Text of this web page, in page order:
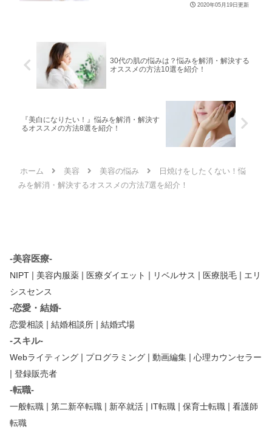
2020年05月19日更新
30代の肌の悩みは？悩みを解消・解決する
オススメの方法10選を紹介！
『美白になりたい！』悩みを解消・解決す
るオススメの方法8選を紹介！
ホーム 美容 美容の悩み
日焼けをしたくない！悩
みを解消・解決するオススメの方法7選を紹介！
-美容医療-
NIPT | 美容内服薬 | 医療ダイエット | リベルサス | 医療脱毛 | エリ
シスセンス
-恋愛・結婚-
恋愛相談 | 結婚相談所 | 結婚式場
-スキル-
Webライティング | プログラミング | 動画編集 | 心理カウンセラー
| 登録販売者
-転職-
一般転職 | 第二新卒転職 | 新卒就活 | IT転職 | 保育士転職 | 看護師
転職